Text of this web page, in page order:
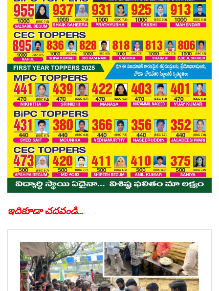
ఇదికూడా చదవండి…